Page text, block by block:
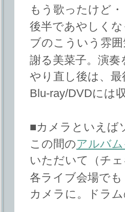
もう歌ったけど
後半であやしく
ブのこういう雰囲
謝る美菜子。演
やり直し後は、最
Blu-ray/DVDには
■カメラといえば
この間のアルバ
いただいて（チ
各ライブ会場で
カメラに。ドラ